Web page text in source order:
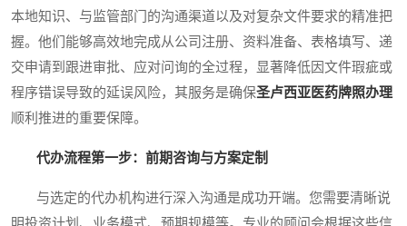
本地知识、与监管部门的沟通渠道以及对复杂文件要求的精准把
握。他们能够高效地完成从公司注册、资料准备、表格填写、递
交申请到跟进审批、应对问询的全过程，显著降低因文件瑕疵或
程序错误导致的延误风险，其服务是确保圣卢西亚医药牌照办理
顺利推进的重要保障。
代办流程第一步：前期咨询与方案定制
与选定的代办机构进行深入沟通是成功开端。您需要清晰说